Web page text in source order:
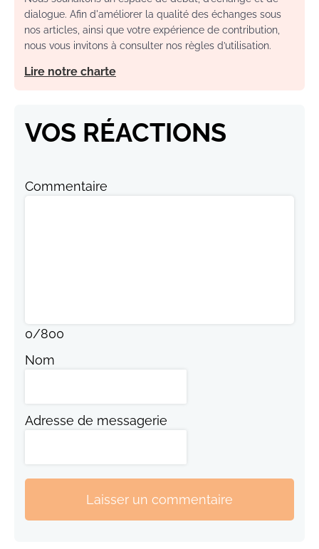
dialogue. Afin d'améliorer la qualité des échanges sous
nos articles, ainsi que votre expérience de contribution,
nous vous invitons à consulter nos règles d’utilisation.
Lire notre charte
VOS RÉACTIONS
Commentaire
0/800
Nom
Adresse de messagerie
Laisser un commentaire